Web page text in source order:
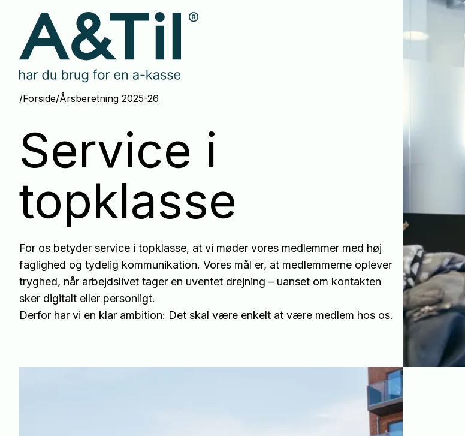
indhold
/Forside/Årsberetning 2025-26
Service i
topklasse
For os betyder service i topklasse, at vi møder vores medlemmer med høj
faglighed og tydelig kommunikation. Vores mål er, at medlemmerne oplever
tryghed, når arbejdslivet tager en uventet drejning – uanset om kontakten
sker digitalt eller personligt.
Derfor har vi en klar ambition: Det skal være enkelt at være medlem hos os.